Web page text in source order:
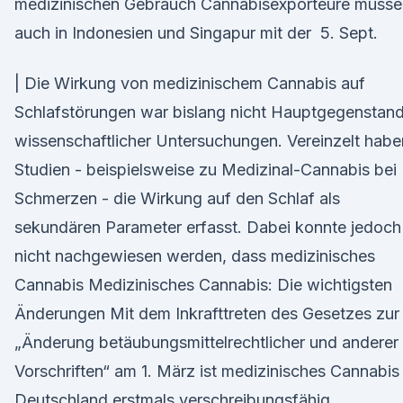
medizinischen Gebrauch Cannabisexporteure
auch in Indonesien und Singapur mit der 5. Sept.
| Die Wirkung von medizinischem Cannabis auf
Schlafstörungen war bislang nicht Hauptgegenstand
wissenschaftlicher Untersuchungen. Vereinzelt
Studien - beispielsweise zu Medizinal-Cannabis bei
Schmerzen - die Wirkung auf den Schlaf als
sekundären Parameter erfasst. Dabei konnte jedoch
nicht nachgewiesen werden, dass medizinisches
Cannabis Medizinisches Cannabis: Die wichtigsten
Änderungen Mit dem Inkrafttreten des Gesetzes zur
„Änderung betäubungsmittelrechtlicher und anderer
Vorschriften“ am 1. März ist medizinisches Cannabis